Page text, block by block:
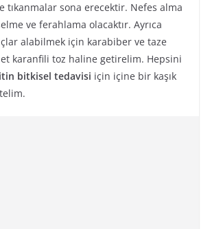
tıkanmalar sona erecektir. Nefes alma
ve ferahlama olacaktır. Ayrıca
alabilmek için karabiber ve taze
karanfili toz haline getirelim. Hepsini
bitkisel tedavisi için içine bir kaşık